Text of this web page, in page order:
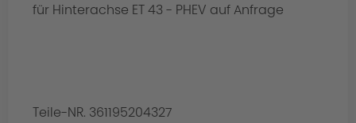
für Hinterachse ET 43 - PHEV auf Anfrage
Teile-NR. 361195204327